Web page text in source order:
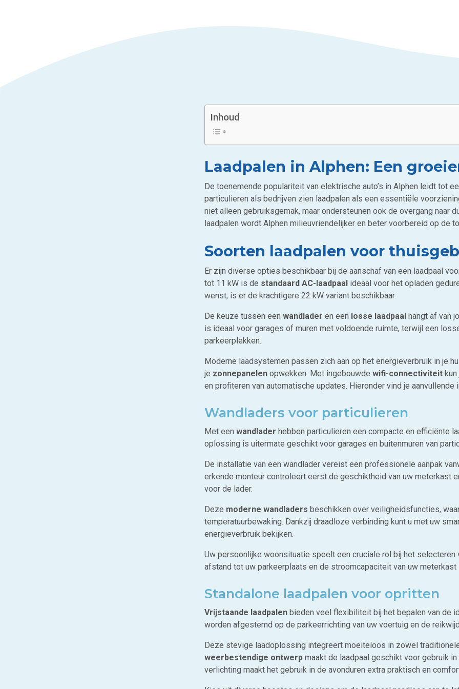
Inhoud
Laadpalen in Alphen: Een
De toenemende populariteit van elektrische auto’s in Alphen leidt tot
particulieren als bedrijven zien laadpalen als een essentiële
niet alleen gebruiksgemak, maar ondersteunen ook de overgang naar
laadpalen wordt Alphen milieuvriendelijker en beter voorbereid op de
Soorten laadpalen voor
Er zijn diverse opties beschikbaar bij de aanschaf van een laadpaal
tot 11 kW is de standaard AC-laadpaal ideaal voor het opladen
wenst, is er de krachtigere 22 kW variant beschikbaar.
De keuze tussen een wandlader en een losse laadpaal hangt af van
is ideaal voor garages of muren met voldoende ruimte, terwijl een
parkeerplekken.
Moderne laadsystemen passen zich aan op het energieverbruik in je
je zonnepanelen opwekken. Met ingebouwde wifi-connectiviteit
en profiteren van automatische updates. Hieronder vind je
Wandladers voor particulieren
Met een wandlader hebben particulieren een compacte en efficiënte
oplossing is uitermate geschikt voor garages en buitenmuren van
De installatie van een wandlader vereist een professionele aanpak
erkende monteur controleert eerst de geschiktheid van uw meterkast
voor de lader.
Deze moderne wandladers beschikken over veiligheidsfuncties,
temperatuurbewaking. Dankzij draadloze verbinding kunt u met uw
energieverbruik bekijken.
Uw persoonlijke woonsituatie speelt een cruciale rol bij het selecteren
afstand tot uw parkeerplaats en de stroomcapaciteit van uw meterkast
Standalone laadpalen voor opritten
Vrijstaande laadpalen bieden veel flexibiliteit bij het bepalen van de
worden afgestemd op de parkeerrichting van uw voertuig en de
Deze stevige laadoplossing integreert moeiteloos in zowel
weerbestendige ontwerp maakt de laadpaal geschikt voor gebruik
verlichting maakt het gebruik in de avonduren extra praktisch en